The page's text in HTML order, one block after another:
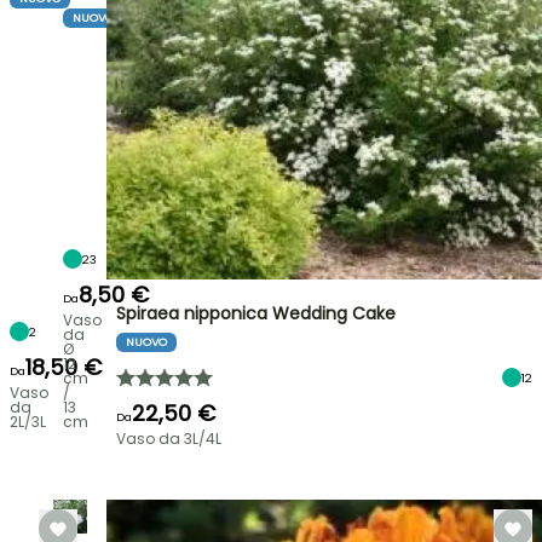
2
Da18,50 €
Vaso
da
2L/3L
NUOVO
23
Da8,50 €
Vaso
da
Ø
12
cm
/
13
cm
Spiraea nipponica Wedding Cake
NUOVO
12
Da22,50 €
Vaso da 3L/4L